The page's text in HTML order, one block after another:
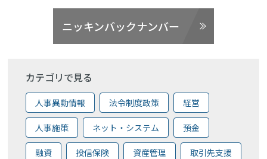
ニッキンバックナンバー
カテゴリで見る
人事異動情報 法令制度政策 経営
人事施策 ネット・システム 預金
融資 投信保険 資産管理 取引先支援